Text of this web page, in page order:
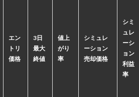
エン
トリ
価格
3日
最大
終値
値上
がり
率
シミュレ
ーション
売却価格
シミ
ュレ
ーシ
ョン
利益
率